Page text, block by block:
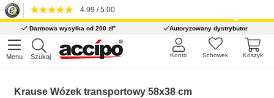
4.99 / 5.00
Darmowa wysyłka od 200 zł* Autoryzowany dystrybutor
Menu Szukaj Koszyk
Schowek
Konto
Krause Wózek transportowy 58x38 cm